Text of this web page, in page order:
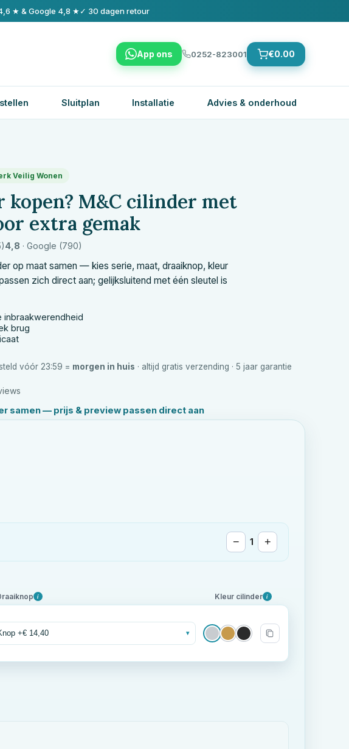
★ & Google 4,8 ★✓ 30 dagen retour
App ons 0252-823001 €0.00
Sluitplan Installatie Advies & onderhoud
Veilig Wonen
kopen? M&C cilinder met
extra gemak
4,8 · Google (790)
op maat samen — kies serie, maat, draaiknop, kleur
zich direct aan; gelijksluitend met één sleutel is
brug
vóór 23:59 = morgen in huis · altijd gratis verzending · 5 jaar garantie
samen — prijs & preview passen direct aan
− 1 +
i Kleur cilinder i
+€ 14,40 ▾